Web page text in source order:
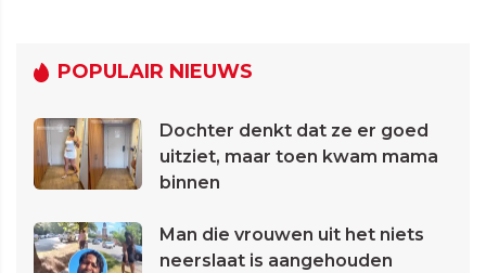
POPULAIR NIEUWS
Dochter denkt dat ze er goed
uitziet, maar toen kwam mama
binnen
Man die vrouwen uit het niets
neerslaat is aangehouden